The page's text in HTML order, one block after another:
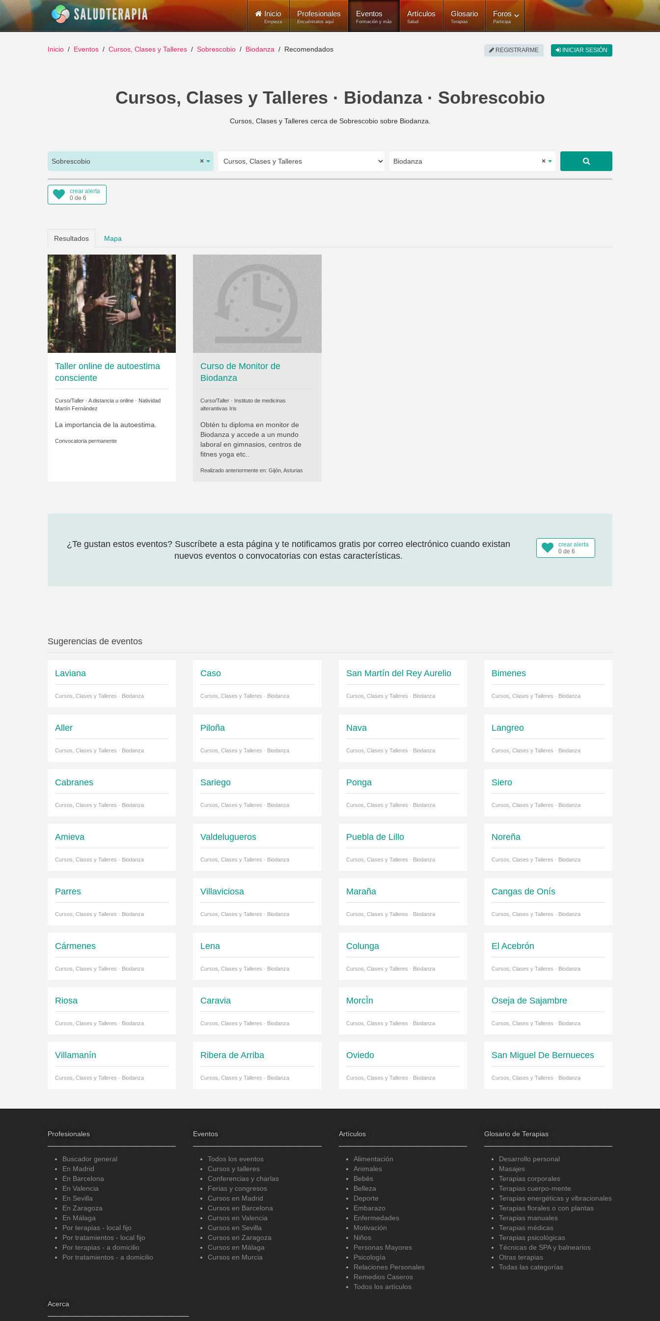
Inicio
Empieza
Profesionales
Encuéntralos aquí
Eventos
Formación y más
Artículos
Salud
Glosario
Terapias
Foros
Participa
REGISTRARME INICIAR SESIÓN
Inicio Eventos Cursos, Clases y Talleres Sobrescobio Biodanza Recomendados
Cursos, Clases y Talleres · Biodanza · Sobrescobio
Cursos, Clases y Talleres cerca de Sobrescobio sobre Biodanza.
×
Sobrescobio ×
Biodanza
crear alerta
0 de 6
Resultados Mapa
Taller online de autoestima
consciente
Curso/Taller · A distancia u online · Natividad
Martín Fernández
La importancia de la autoestima.
Convocatoria permanente
Curso de Monitor de
Biodanza
Curso/Taller · Instituto de medicinas
alterantivas Iris
Obtén tu diploma en monitor de
Biodanza y accede a un mundo
laboral en gimnasios, centros de
fitnes yoga etc..
Realizado anteriormente en:Gijón, Asturias
crear alerta
0 de 6
¿Te gustan estos eventos? Suscríbete a esta página y te notificamos gratis por correo electrónico cuando existan
nuevos eventos o convocatorias con estas características.
Sugerencias de eventos
Laviana
Cursos, Clases y Talleres · Biodanza
Caso
Cursos, Clases y Talleres · Biodanza
San Martín del Rey Aurelio
Cursos, Clases y Talleres · Biodanza
Bimenes
Cursos, Clases y Talleres · Biodanza
Aller
Cursos, Clases y Talleres · Biodanza
Piloña
Cursos, Clases y Talleres · Biodanza
Nava
Cursos, Clases y Talleres · Biodanza
Langreo
Cursos, Clases y Talleres · Biodanza
Cabranes
Cursos, Clases y Talleres · Biodanza
Sariego
Cursos, Clases y Talleres · Biodanza
Ponga
Cursos, Clases y Talleres · Biodanza
Siero
Cursos, Clases y Talleres · Biodanza
Amieva
Cursos, Clases y Talleres · Biodanza
Valdelugueros
Cursos, Clases y Talleres · Biodanza
Puebla de Lillo
Cursos, Clases y Talleres · Biodanza
Noreña
Cursos, Clases y Talleres · Biodanza
Parres
Cursos, Clases y Talleres · Biodanza
Villaviciosa
Cursos, Clases y Talleres · Biodanza
Maraña
Cursos, Clases y Talleres · Biodanza
Cangas de Onís
Cursos, Clases y Talleres · Biodanza
Cármenes
Cursos, Clases y Talleres · Biodanza
Lena
Cursos, Clases y Talleres · Biodanza
Colunga
Cursos, Clases y Talleres · Biodanza
El Acebrón
Cursos, Clases y Talleres · Biodanza
Riosa
Cursos, Clases y Talleres · Biodanza
Caravia
Cursos, Clases y Talleres · Biodanza
MorcÌn
Cursos, Clases y Talleres · Biodanza
Oseja de Sajambre
Cursos, Clases y Talleres · Biodanza
Villamanín
Cursos, Clases y Talleres · Biodanza
Ribera de Arriba
Cursos, Clases y Talleres · Biodanza
Oviedo
Cursos, Clases y Talleres · Biodanza
San Miguel De Bernueces
Cursos, Clases y Talleres · Biodanza
Profesionales
Buscador general
En Madrid
En Barcelona
En Valencia
En Sevilla
En Zaragoza
En Málaga
Por terapias - local fijo
Por tratamientos - local fijo
Por terapias - a domicilio
Por tratamientos - a domicilio
Eventos
Todos los eventos
Cursos y talleres
Conferencias y charlas
Ferias y congresos
Cursos en Madrid
Cursos en Barcelona
Cursos en Valencia
Cursos en Sevilla
Cursos en Zaragoza
Cursos en Málaga
Cursos en Murcia
Artículos
Alimentación
Animales
Bebés
Belleza
Deporte
Embarazo
Enfermedades
Motivación
Niños
Personas Mayores
Psicología
Relaciones Personales
Remedios Caseros
Todos los artículos
Glosario de Terapias
Desarrollo personal
Masajes
Terapias corporales
Terapias cuerpo-mente
Terapias energéticas y vibracionales
Terapias florales o con plantas
Terapias manuales
Terapias médicas
Terapias psicológicas
Técnicas de SPA y balnearios
Otras terapias
Todas las categorías
Acerca